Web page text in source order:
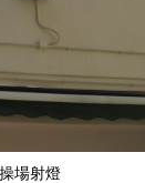
場射燈